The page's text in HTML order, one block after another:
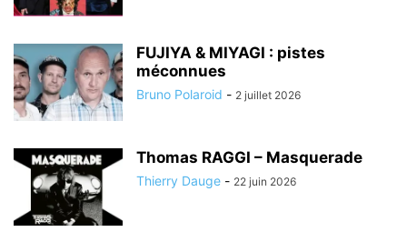
FUJIYA & MIYAGI : pistes
méconnues
Bruno Polaroid - 2 juillet 2026
Thomas RAGGI – Masquerade
Thierry Dauge - 22 juin 2026